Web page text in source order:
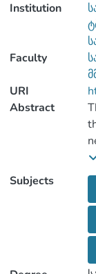
Institution
Faculty
URI
Abstract
Subjects